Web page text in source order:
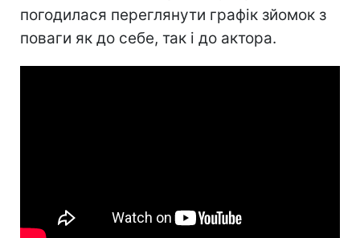
погодилася переглянути графік зйомок з
поваги як до себе, так і до актора.